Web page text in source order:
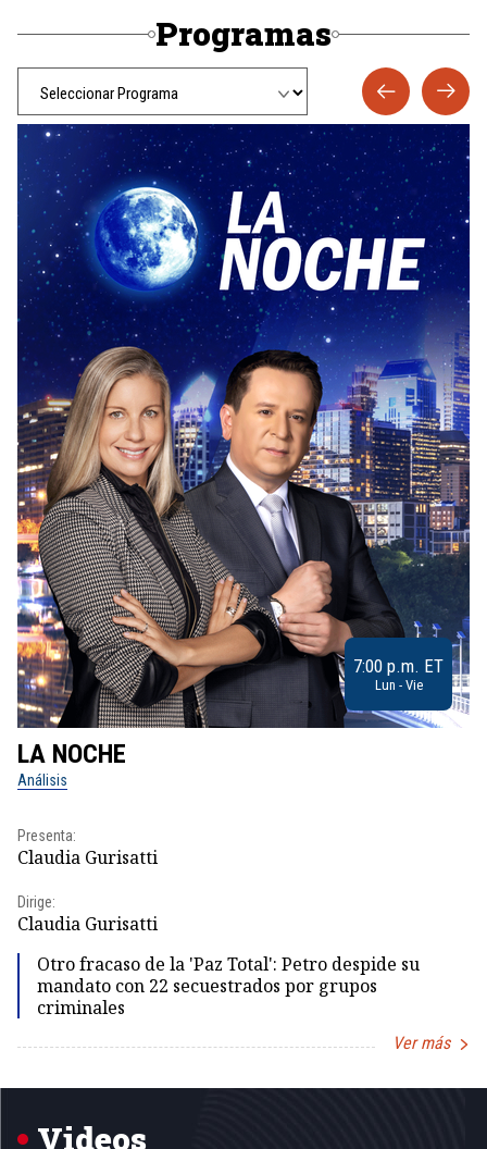
Programas
7:00 p.m. ET
Lun - Vie
LA NOCHE
Análisis
Presenta:
Claudia Gurisatti
Dirige:
Claudia Gurisatti
Otro fracaso de la 'Paz Total': Petro despide su
mandato con 22 secuestrados por grupos
criminales
Ver más
1
Videos